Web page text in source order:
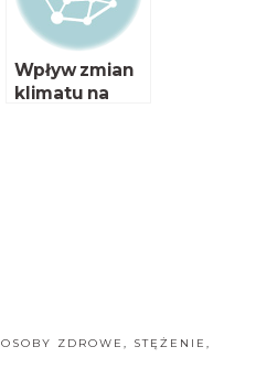
Wpływ zmian
klimatu na
OSOBY ZDROWE , STĘŻENIE ,